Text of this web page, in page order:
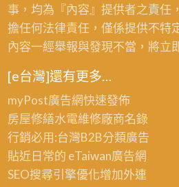
事，均為『內容』提供者之責任
擔任何法律責任，僅係提供不特
內容一經舉報與發現不當，將立
[e台灣]還有更多…
myPost廣告網快速發佈
房屋修繕水電維修廠商名錄
行銷必用:台灣B2B分類廣告
貼近日常的 eTaiwan廣告網
SEO搜尋引擎優化增加外連